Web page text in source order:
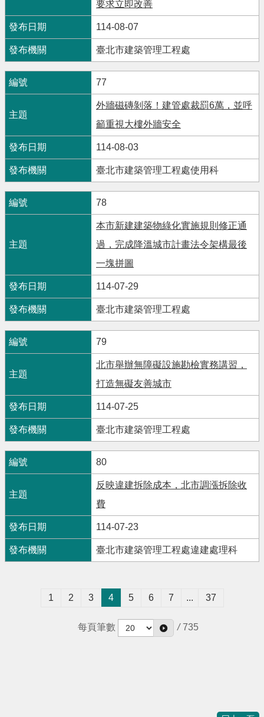
要求立即改善
114-08-07
臺北市建築管理工程處
77
外牆磁磚剝落！建管處裁罰6萬，並呼
籲重視大樓外牆安全
114-08-03
臺北市建築管理工程處使用科
78
本市新建建築物綠化實施規則修正通
過，完成降溫城市計畫法令架構最後
一塊拼圖
114-07-29
臺北市建築管理工程處
79
北市舉辦無障礙設施勘檢實務講習，
打造無礙友善城市
114-07-25
臺北市建築管理工程處
80
反映違建拆除成本，北市調漲拆除收
費
114-07-23
臺北市建築管理工程處違建處理科
1 2 3 4 5 6 7 ... 37
每頁筆數 / 735